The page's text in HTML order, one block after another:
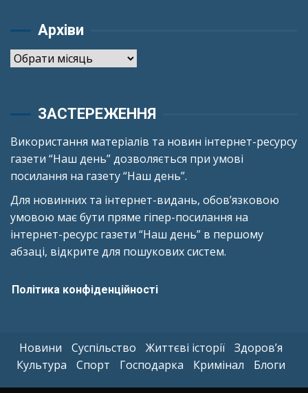
Архіви
Архіви
ЗАСТЕРЕЖЕННЯ
Використання матеріалів та новин інтернет-ресурсу
газети “Наш день” дозволяється при умові
посилання на газету “Наш день”.
Для новинних та інтернет-видань, обов’язковою
умовою має бути пряме гіпер-посилання на
інтернет-ресурс газети “Наш день” в першому
абзаці, відкрите для пошукових систем.
Політика конфіденційності
Новини Суспільство Життєві історії
Здоров’я
Культура
Спорт Господарка Кримінал Блоги